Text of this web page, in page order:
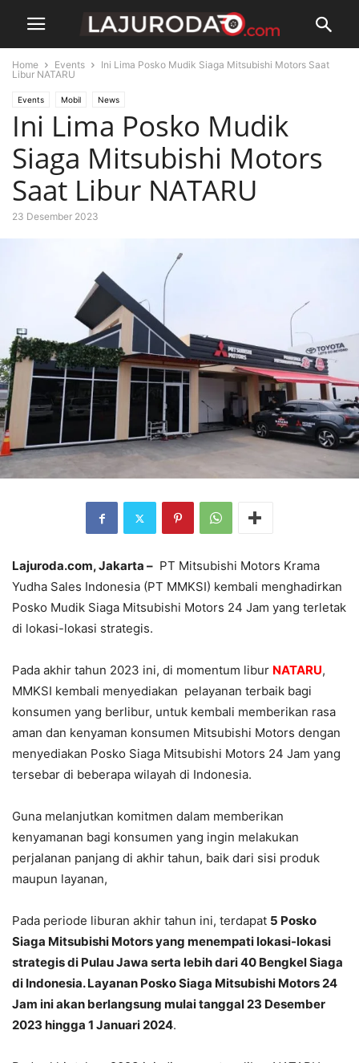
Home Events
Ini Lima Posko Mudik Siaga Mitsubishi Motors Saat
Libur NATARU
Events Mobil News
Ini Lima Posko Mudik
Siaga Mitsubishi Motors
Saat Libur NATARU
23 Desember 2023
Lajuroda.com, Jakarta – PT Mitsubishi Motors Krama
Yudha Sales Indonesia (PT MMKSI) kembali menghadirkan
Posko Mudik Siaga Mitsubishi Motors 24 Jam yang terletak
di lokasi-lokasi strategis.
Pada akhir tahun 2023 ini, di momentum libur NATARU,
MMKSI kembali menyediakan pelayanan terbaik bagi
konsumen yang berlibur, untuk kembali memberikan rasa
aman dan kenyaman konsumen Mitsubishi Motors dengan
menyediakan Posko Siaga Mitsubishi Motors 24 Jam yang
tersebar di beberapa wilayah di Indonesia.
Guna melanjutkan komitmen dalam memberikan
kenyamanan bagi konsumen yang ingin melakukan
perjalanan panjang di akhir tahun, baik dari sisi produk
maupun layanan,
Pada periode liburan akhir tahun ini, terdapat 5 Posko
Siaga Mitsubishi Motors yang menempati lokasi-lokasi
strategis di Pulau Jawa serta lebih dari 40 Bengkel Siaga
di Indonesia. Layanan Posko Siaga Mitsubishi Motors 24
Jam ini akan berlangsung mulai tanggal 23 Desember
2023 hingga 1 Januari 2024.